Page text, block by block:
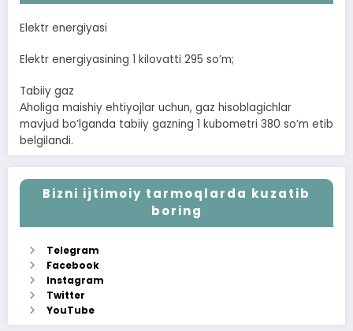
Elektr energiyasi
Elektr energiyasining 1 kilovatti 295 soʼm;
Tabiiy gaz
Аholiga maishiy ehtiyojlar uchun, gaz hisoblagichlar
mavjud boʼlganda tabiiy gazning 1 kubometri 380 soʼm etib
belgilandi.
Bizni ijtimoiy tarmoqlarda kuzatib
boring
Telegram
Facebook
Instagram
Twitter
YouTube